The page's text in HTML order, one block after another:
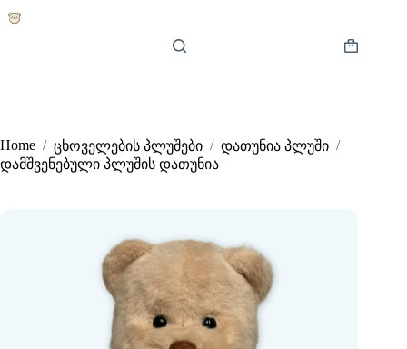
to
Shopping
Home / ცხოველების პლუშები / დათუნია პლუში /
დამშვენებული პლუშის დათუნია